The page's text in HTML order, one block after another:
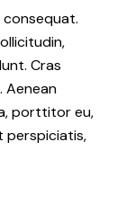
consequat.
Cras
Aenean
porttitor eu,
perspiciatis,